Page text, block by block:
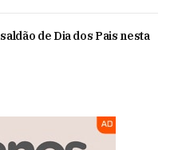
de Dia dos Pais nesta